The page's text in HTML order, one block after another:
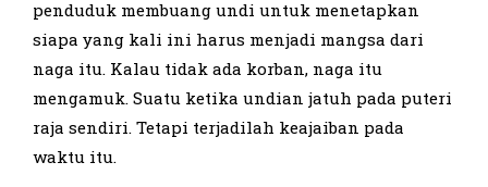
penduduk membuang undi untuk menetapkan
siapa yang kali ini harus menjadi mangsa dari
naga itu. Kalau tidak ada korban, naga itu
mengamuk. Suatu ketika undian jatuh pada puteri
raja sendiri. Tetapi terjadilah keajaiban pada
waktu itu.